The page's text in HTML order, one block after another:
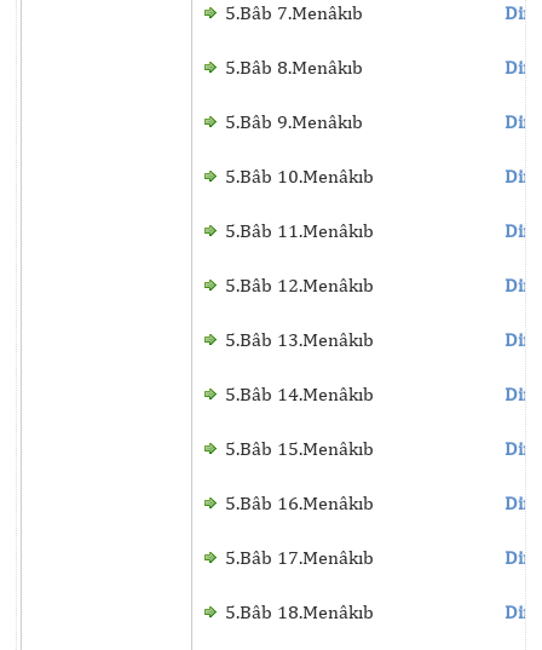
5.Bâb 7.Menâkıb
5.Bâb 8.Menâkıb
5.Bâb 9.Menâkıb
5.Bâb 10.Menâkıb
5.Bâb 11.Menâkıb
5.Bâb 12.Menâkıb
5.Bâb 13.Menâkıb
5.Bâb 14.Menâkıb
5.Bâb 15.Menâkıb
5.Bâb 16.Menâkıb
5.Bâb 17.Menâkıb
5.Bâb 18.Menâkıb